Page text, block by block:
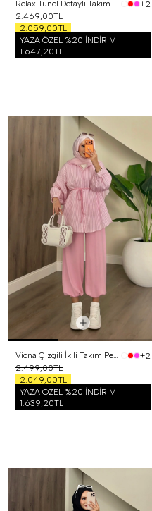
Relax Tünel Detaylı Takım Kırmızı
+2
2.469,00TL
2.059,00TL
YAZA ÖZEL %20 İNDİRİM
1.647,20TL
Viona Çizgili İkili Takım Pembe
+2
2.499,00TL
2.049,00TL
YAZA ÖZEL %20 İNDİRİM
1.639,20TL